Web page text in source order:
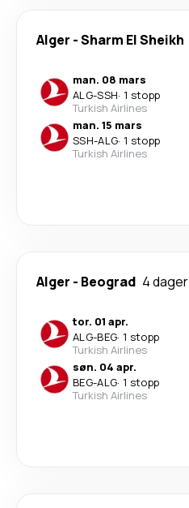
Alger -Sharm El Sheikh
man. 08 mars
ALG-SSH· 1 stopp
Turkish Airlines
man. 15 mars
SSH-ALG· 1 stopp
Turkish Airlines
Alger - Beograd 4 dager
tor. 01 apr.
ALG-BEG· 1 stopp
Turkish Airlines
søn. 04 apr.
BEG-ALG· 1 stopp
Turkish Airlines